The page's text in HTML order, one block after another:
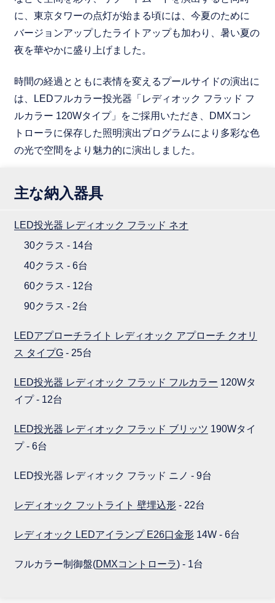
に、東京タワーの点灯が始まる頃には、今夏のために
バージョンアップしたライトアップも加わり、暑い夏の
夜を華やかに盛り上げました。
時間の経過とともに表情を変えるプールサイドの演出に
は、LEDフルカラー投光器「レディオック フラッド フ
ルカラー 120Wタイプ」をご採用いただき、DMXコン
トローラに保存した照明演出プログラムにより多彩な色
の光で空間をより魅力的に演出しました。
主な納入器具
LED投光器 レディオック フラッド ネオ
30クラス - 14台
40クラス - 6台
60クラス - 12台
90クラス - 2台
LEDアプローチライト レディオック アプローチ クオリ
ス タイプG - 25台
LED投光器 レディオック フラッド フルカラー 120Wタ
イプ - 12台
LED投光器 レディオック フラッド ブリッツ 190Wタイ
プ - 6台
LED投光器 レディオック フラッド ニノ - 9台
レディオック フットライト 壁埋込形 - 22台
レディオック LEDアイランプ E26口金形 14W - 6台
フルカラー制御盤(DMXコントローラ) - 1台